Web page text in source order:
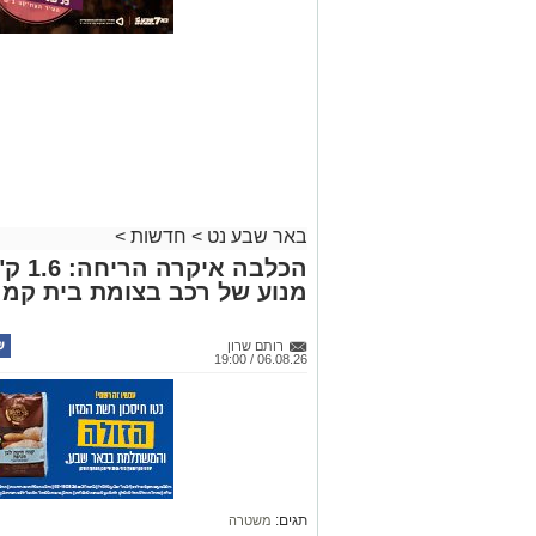
באר שבע נט > חדשות >
מנוע של רכב בצומת בית
רותם שרון
06.08.26 / 19:00
תגים: משטרה